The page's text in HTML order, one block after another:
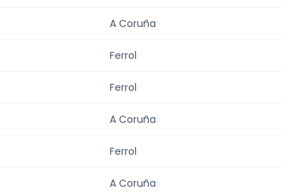
A Coruña
Ferrol
Ferrol
A Coruña
Ferrol
A Coruña